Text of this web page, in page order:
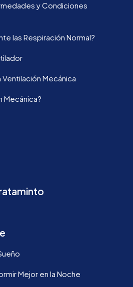
y Condiciones
las Respiración Normal?
Mecánica
Mecánica?
Mejor en la Noche